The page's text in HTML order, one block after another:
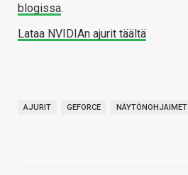
blogissa.
Lataa NVIDIAn ajurit täältä
AJURIT GEFORCE NÄYTÖNOHJAIMET